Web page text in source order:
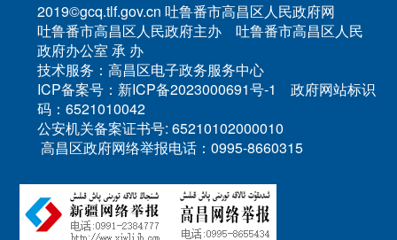
2019©gcq.tlf.gov.cn 吐鲁番市高昌区人民政府网
吐鲁番市高昌区人民政府主办 吐鲁番市高昌区人民
政府办公室 承 办
技术服务：高昌区电子政务服务中心
ICP备案号：新ICP备2023000691号-1 政府网站标识
码：6521010042
公安机关备案证书号: 65210102000010
高昌区政府网络举报电话：0995-8660315